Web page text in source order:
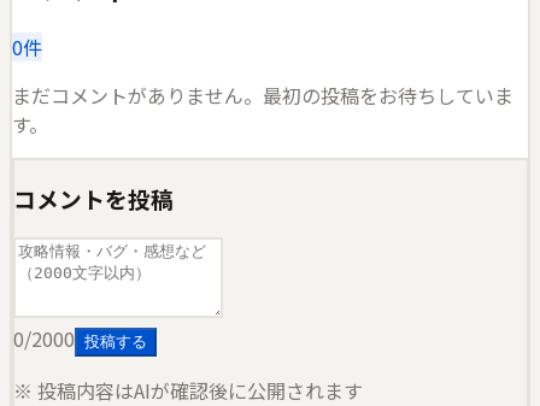
0件
まだコメントがありません。最初の投稿をお待ちしていま
す。
コメントを投稿
0/2000 投稿する
※ 投稿内容はAIが確認後に公開されます